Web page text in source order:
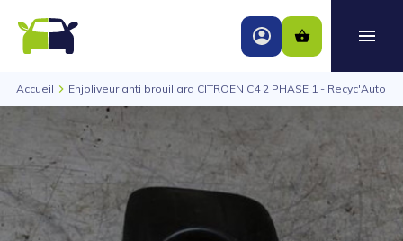
Accueil Enjoliveur anti brouillard CITROEN C4 2 PHASE 1 - Recyc'Auto